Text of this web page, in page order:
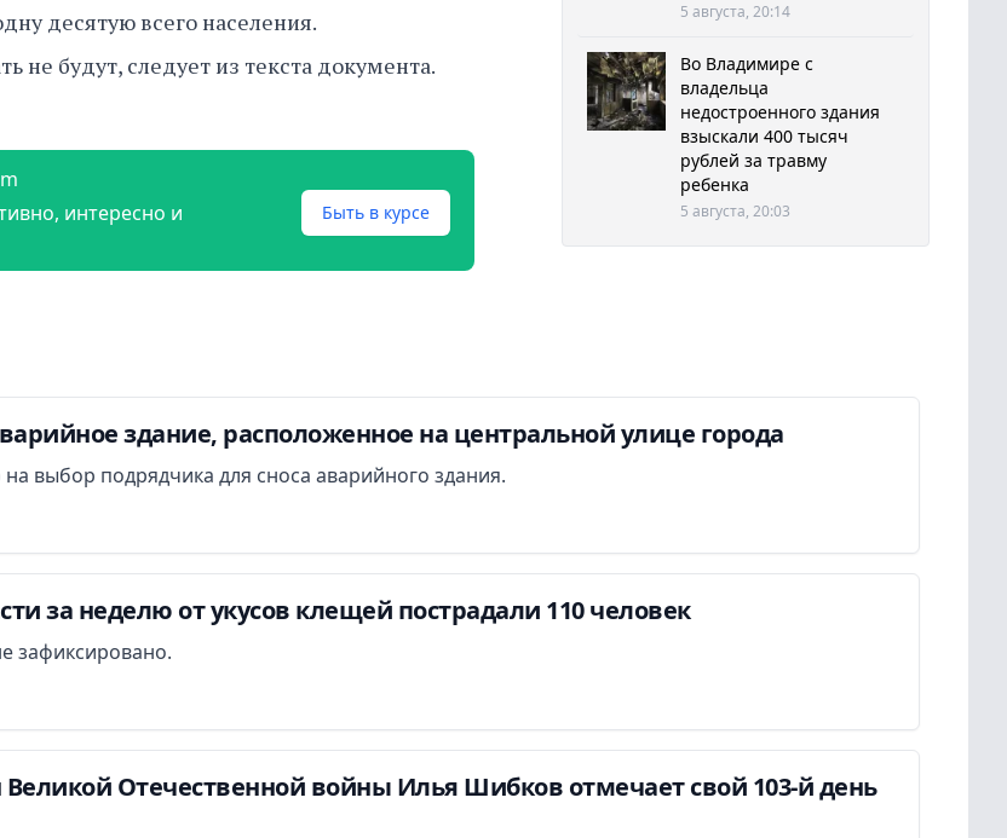
десятую всего населения.
не будут, следует из текста документа.
интересно и
Быть в курсе
5 августа, 20:14
Во Владимире с
владельца
недостроенного здания
взыскали 400 тысяч
рублей за травму
ребенка
5 августа, 20:03
здание, расположенное на центральной улице города
на выбор подрядчика для сноса аварийного здания.
за неделю от укусов клещей пострадали 110 человек
зафиксировано.
Отечественной войны Илья Шибков отмечает свой 103-й день